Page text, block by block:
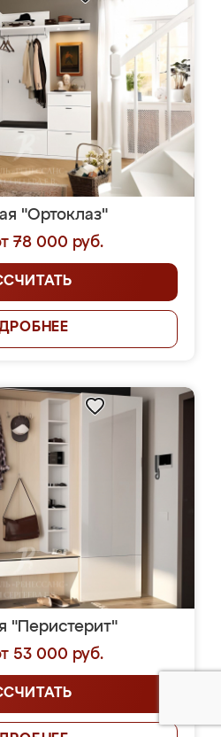
"Ортоклаз"
78 000 руб.
"Перистерит"
53 000 руб.